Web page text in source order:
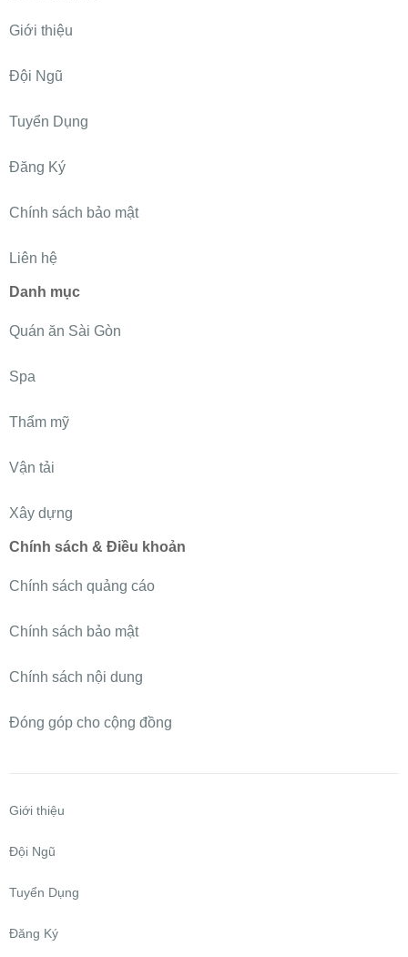
Giới thiệu
Đội Ngũ
Tuyển Dụng
Đăng Ký
Chính sách bảo mật
Liên hệ
Danh mục
Quán ăn Sài Gòn
Spa
Thẩm mỹ
Vận tải
Xây dựng
Chính sách & Điều khoản
Chính sách quảng cáo
Chính sách bảo mật
Chính sách nội dung
Đóng góp cho cộng đồng
Giới thiệu
Đội Ngũ
Tuyển Dụng
Đăng Ký